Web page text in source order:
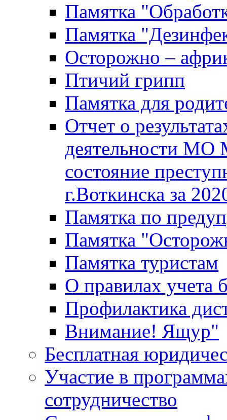
Памятка
Памятка
Осторожно –
Птичий грипп
Памятка для
Отчет о
деятельности МО
состояние
г.Воткинска за
Памятка по
Памятка
Памятка туристам
О правилах учета
Профилактика
Внимание! Ящур"
Бесплатная
Участие в
сотрудничество